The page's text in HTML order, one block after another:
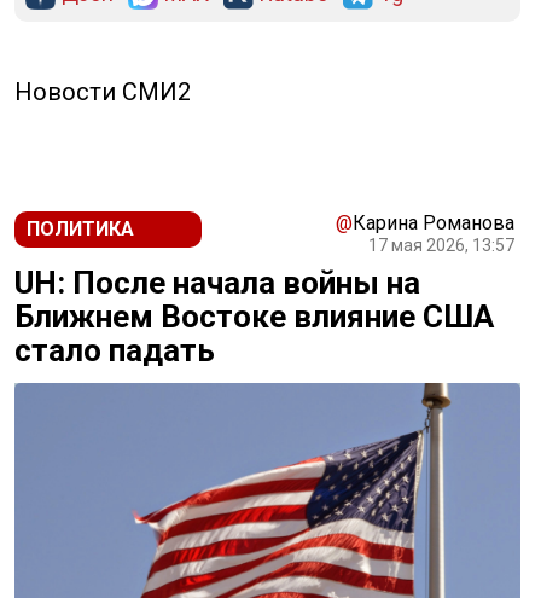
Новости СМИ2
ПОЛИТИКА @Карина Романова
17 мая 2026, 13:57
UH: После начала войны на
Ближнем Востоке влияние США
стало падать